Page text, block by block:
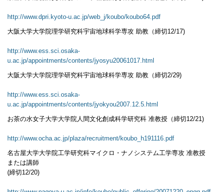
http://www.dpri.kyoto-u.ac.jp/web_j/koubo/koubo64.pdf
大阪大学大学院理学研究科宇宙地球科学専攻 助教（締切12/17)
http://www.ess.sci.osaka-
u.ac.jp/appointments/contents/jyosyu20061017.html
大阪大学大学院理学研究科宇宙地球科学専攻 助教（締切2/29)
http://www.ess.sci.osaka-
u.ac.jp/appointments/contents/jyokyou2007.12.5.html
お茶の水女子大学大学院人間文化創成科学研究科 准教授（締切12/21)
http://www.ocha.ac.jp/plaza/recruitment/koubo_h191116.pdf
名古屋大学大学院工学研究科マイクロ・ナノシステム工学専攻 准教授
または講師
(締切12/20)